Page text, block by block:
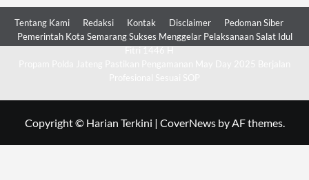
Tentang Kami Redaksi Kontak Disclaimer
Pedoman Siber
Pemerintah Kota Semarang Sukses Menggelar Pelaksanaan Salat Idul
Copyright © Harian Terkini | CoverNewsby AF themes.